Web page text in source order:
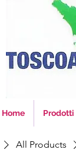
Home Prodotti
All Products